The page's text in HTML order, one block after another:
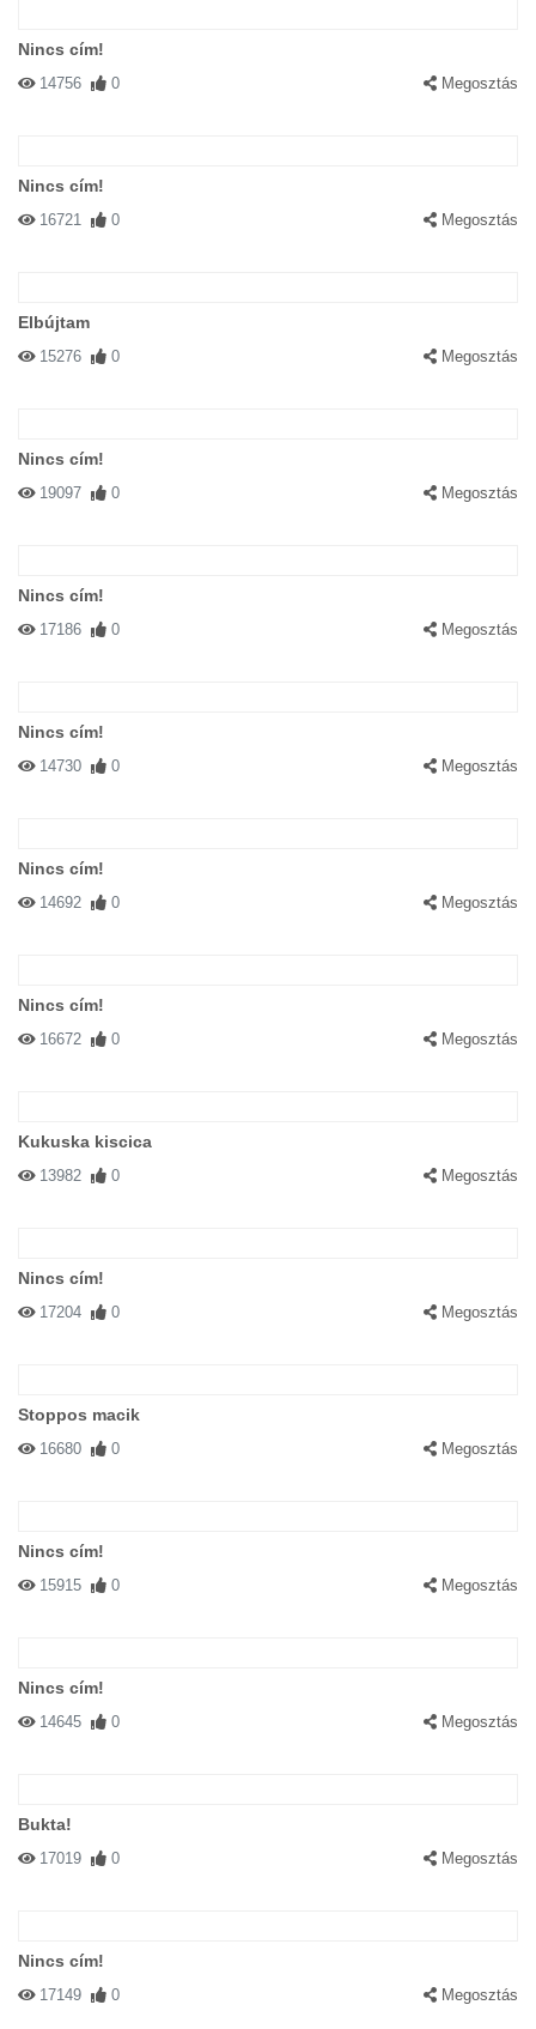
Nincs cím!
14756 0 Megosztás
Nincs cím!
16721 0 Megosztás
Elbújtam
15276 0 Megosztás
Nincs cím!
19097 0 Megosztás
Nincs cím!
17186 0 Megosztás
Nincs cím!
14730 0 Megosztás
Nincs cím!
14692 0 Megosztás
Nincs cím!
16672 0 Megosztás
Kukuska kiscica
13982 0 Megosztás
Nincs cím!
17204 0 Megosztás
Stoppos macik
16680 0 Megosztás
Nincs cím!
15915 0 Megosztás
Nincs cím!
14645 0 Megosztás
Bukta!
17019 0 Megosztás
Nincs cím!
17149 0 Megosztás